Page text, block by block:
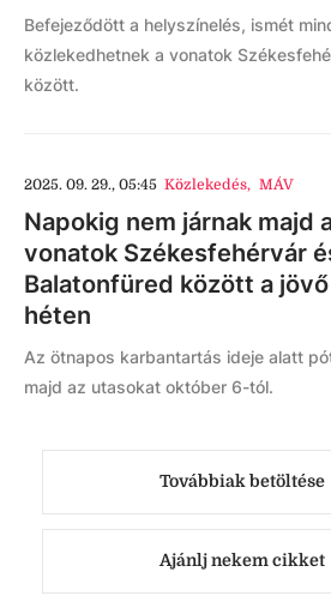
Befejeződött a helyszínelés, ismét
közlekedhetnek a vonatok
között.
2025. 09. 29., 05:45 Közlekedés, MÁV
Napokig nem járnak majd
vonatok Székesfehérvár
Balatonfüred között a jövő
héten
Az ötnapos karbantartás ideje alatt
majd az utasokat október 6-tól.
Továbbiak betöltése
Ajánlj nekem cikket